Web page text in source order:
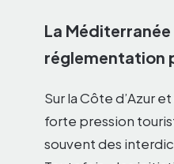
La Méditerranée
réglementation
Sur la Côte d’Azur
forte pression
souvent des